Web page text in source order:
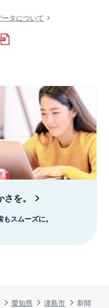
愛知県 津島市 新開
タについて
を。
スムーズに。